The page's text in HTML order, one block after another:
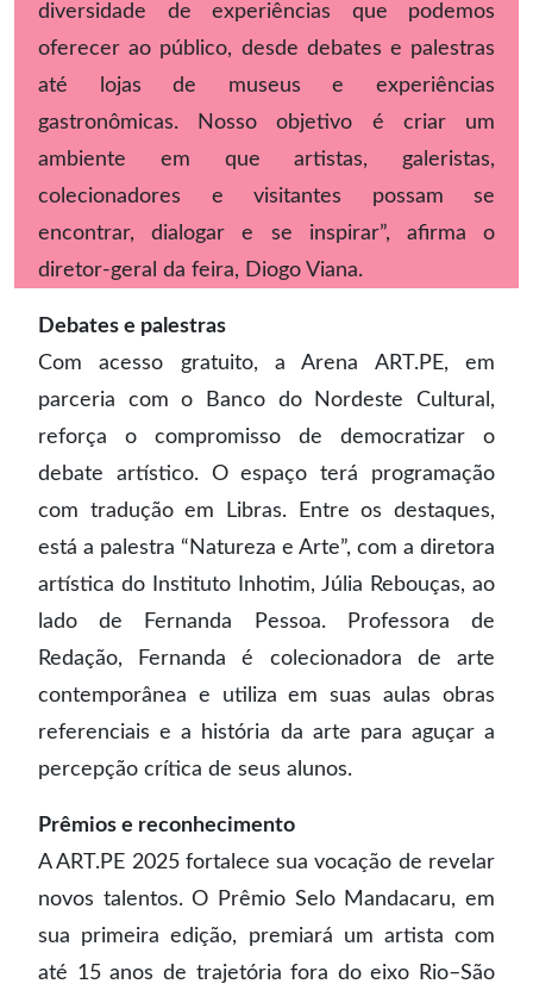
diversidade de experiências que podemos
oferecer ao público, desde debates e palestras
até lojas de museus e experiências
gastronômicas. Nosso objetivo é criar um
ambiente em que artistas, galeristas,
colecionadores e visitantes possam se
encontrar, dialogar e se inspirar”, afirma o
diretor-geral da feira, Diogo Viana.
Debates e palestras
Com acesso gratuito, a Arena ART.PE, em
parceria com o Banco do Nordeste Cultural,
reforça o compromisso de democratizar o
debate artístico. O espaço terá programação
com tradução em Libras. Entre os destaques,
está a palestra “Natureza e Arte”, com a diretora
artística do Instituto Inhotim, Júlia Rebouças, ao
lado de Fernanda Pessoa. Professora de
Redação, Fernanda é colecionadora de arte
contemporânea e utiliza em suas aulas obras
referenciais e a história da arte para aguçar a
percepção crítica de seus alunos.
Prêmios e reconhecimento
A ART.PE 2025 fortalece sua vocação de revelar
novos talentos. O Prêmio Selo Mandacaru, em
sua primeira edição, premiará um artista com
até 15 anos de trajetória fora do eixo Rio–São